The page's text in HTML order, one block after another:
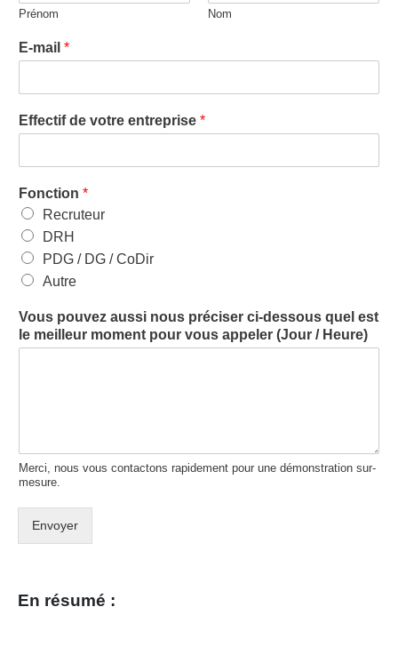
Prénom Nom
E-mail *
Effectif de votre entreprise *
Fonction *
Recruteur
DRH
PDG / DG / CoDir
Autre
Vous pouvez aussi nous préciser ci-dessous quel est
le meilleur moment pour vous appeler (Jour / Heure)
Merci, nous vous contactons rapidement pour une démonstration sur-
mesure.
Envoyer
En résumé :